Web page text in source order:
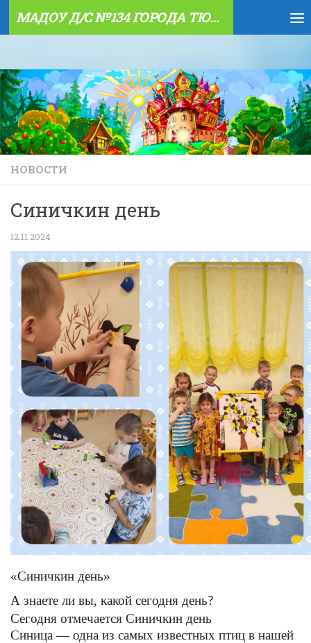
Skip to content МАДОУ Д/С №134 ГОРОДА ТЮМЕНИ
НОВОСТИ
Синичкин день
12.11.2024
«Синичкин день»
А знаете ли вы, какой сегодня день?
Сегодня отмечается Синичкин день
Синица — одна из самых известных птиц в нашей